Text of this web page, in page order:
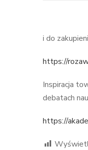
i do
https://
Inspiracja
debatach
https://